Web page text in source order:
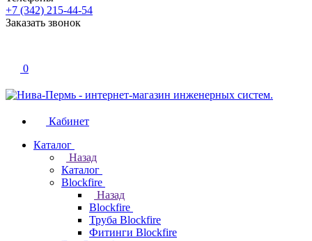
+7 (342) 215-44-54
Заказать звонок
0
Кабинет
Каталог
Назад
Каталог
Blockfire
Назад
Blockfire
Труба Blockfire
Фитинги Blockfire